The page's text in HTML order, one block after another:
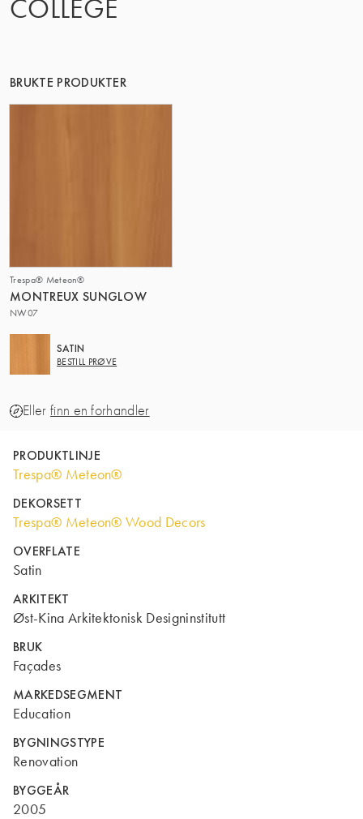
COLLEGE
BRUKTE PRODUKTER
Trespa® Meteon®
MONTREUX SUNGLOW
NW07
SATIN
BESTILL PRØVE
Eller finn en forhandler
PRODUKTLINJE
Trespa® Meteon®
DEKORSETT
Trespa® Meteon® Wood Decors
OVERFLATE
Satin
ARKITEKT
Øst-Kina Arkitektonisk Designinstitutt
BRUK
Façades
MARKEDSEGMENT
Education
BYGNINGSTYPE
Renovation
BYGGEÅR
2005